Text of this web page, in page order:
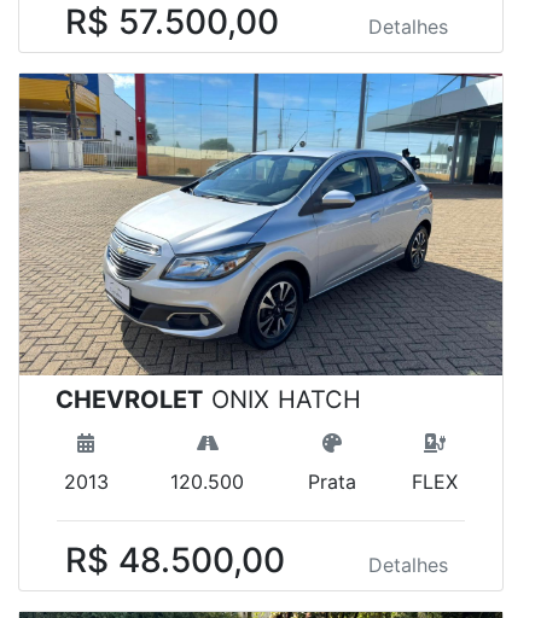
R$ 57.500,00 Detalhes
CHEVROLET ONIX HATCH
2013 120.500 Prata FLEX
R$ 48.500,00 Detalhes